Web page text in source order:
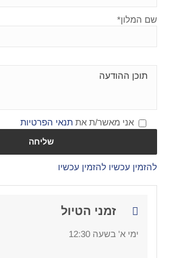
שם המלון*
אני מאשר/ת את תנאי הפרטיות
להזמין עכשיו להזמין עכשיו
זמני הטיול
ימי א' בשעה 12:30